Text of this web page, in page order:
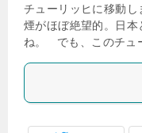
チューリッヒに移動
煙がほぼ絶望的。日
ね。 でも、このチュ